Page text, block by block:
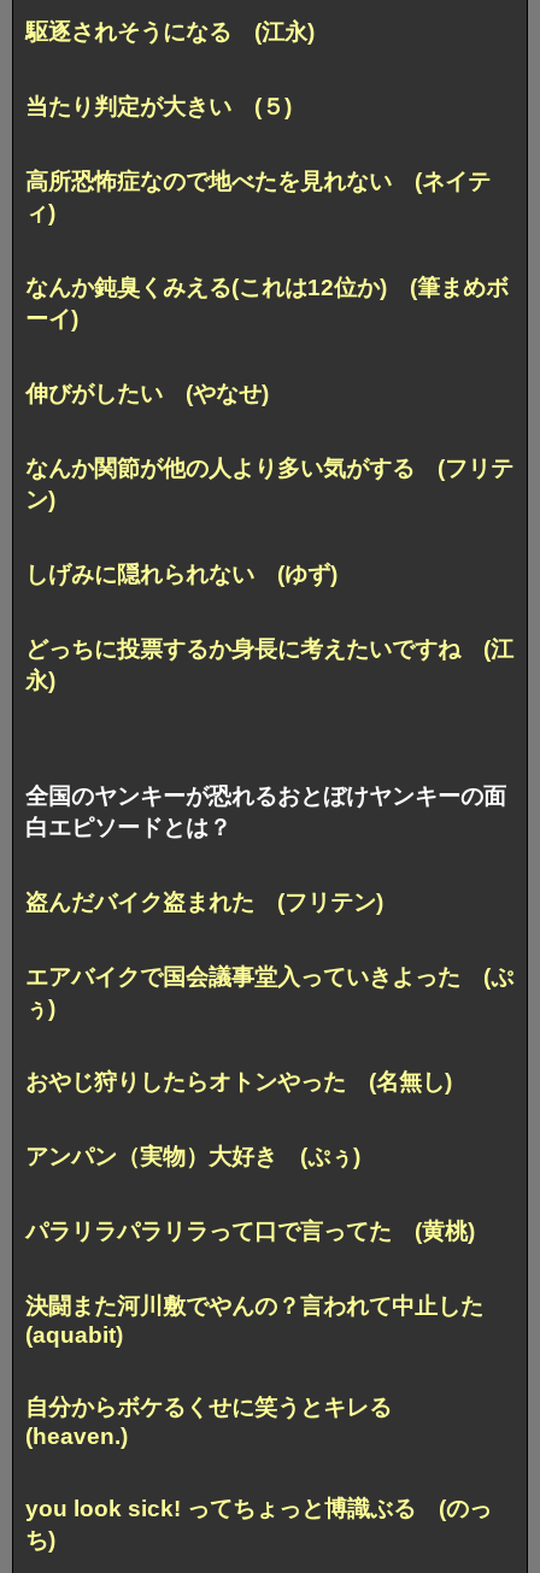
駆逐されそうになる (江永)
当たり判定が大きい (５)
高所恐怖症なので地べたを見れない (ネイテ
ィ)
なんか鈍臭くみえる(これは12位か) (筆まめボ
ーイ)
伸びがしたい (やなせ)
なんか関節が他の人より多い気がする (フリテ
ン)
しげみに隠れられない (ゆず)
どっちに投票するか身長に考えたいですね (江
永)
全国のヤンキーが恐れるおとぼけヤンキーの面
白エピソードとは？
盗んだバイク盗まれた (フリテン)
エアバイクで国会議事堂入っていきよった (ぷ
ぅ)
おやじ狩りしたらオトンやった (名無し)
アンパン（実物）大好き (ぷぅ)
パラリラパラリラって口で言ってた (黄桃)
決闘また河川敷でやんの？言われて中止した
(aquabit)
自分からボケるくせに笑うとキレる
(heaven.)
you look sick! ってちょっと博識ぶる (のっ
ち)